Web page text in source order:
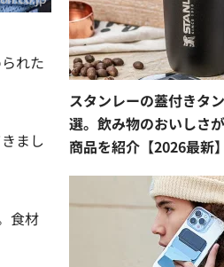
れた
まし
食材
スタンレーの蓋付きタ
選。飲み物のおいしさ
商品を紹介【2026最新】